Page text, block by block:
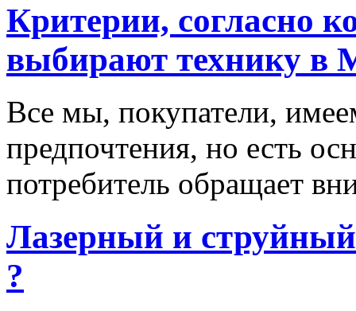
Критерии, согласно
выбирают технику в
Все мы, покупатели,
предпочтения, но есть
потребитель обращает
Лазерный и
?